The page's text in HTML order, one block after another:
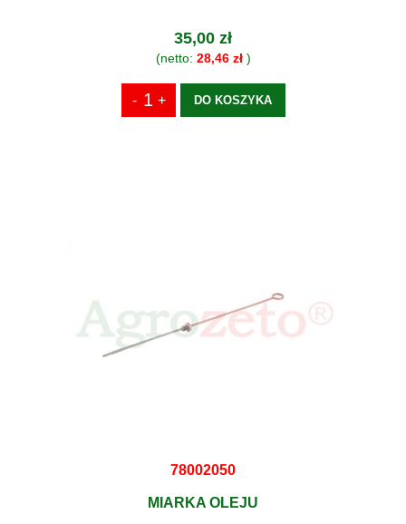
35,00 zł
(netto: 28,46 zł)
DO KOSZYKA
78002050
MIARKA OLEJU